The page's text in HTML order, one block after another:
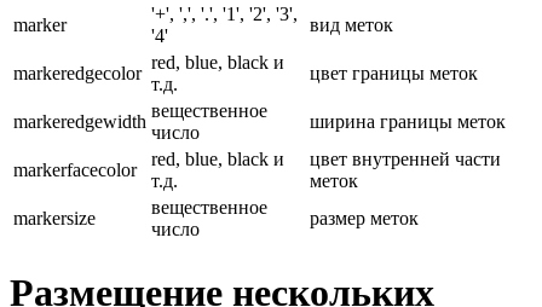
marker
'+', ',', '.', '1', '2', '3',
'4'
вид меток
markeredgecolor
red, blue, black и
т.д.
цвет границы меток
markeredgewidth
вещественное
число
ширина границы меток
markerfacecolor
red, blue, black и
т.д.
цвет внутренней части
меток
markersize
вещественное
число
размер меток
Размещение нескольких